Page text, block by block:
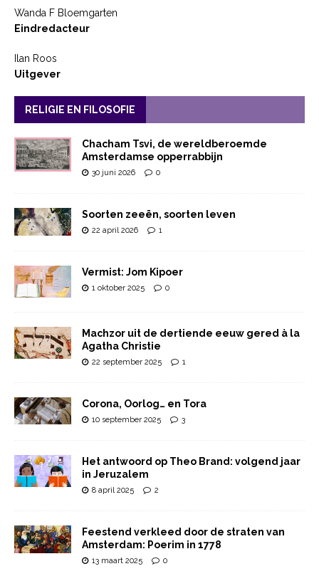
Wanda F Bloemgarten
Eindredacteur
Ilan Roos
Uitgever
RELIGIE EN FILOSOFIE
Chacham Tsvi, de wereldberoemde
Amsterdamse opperrabbijn
30 juni 2026 0
Soorten zeeën, soorten leven
22 april 2026 1
Vermist: Jom Kipoer
1 oktober 2025 0
Machzor uit de dertiende eeuw gered à la
Agatha Christie
22 september 2025 1
Corona, Oorlog… en Tora
10 september 2025 3
Het antwoord op Theo Brand: volgend jaar
in Jeruzalem
8 april 2025 2
Feestend verkleed door de straten van
Amsterdam: Poerim in 1778
13 maart 2025 0